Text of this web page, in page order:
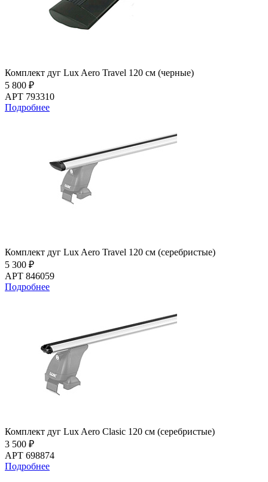
Комплект дуг Lux Aero Travel 120 см (черные)
5 800 ₽
АРТ 793310
Подробнее
Комплект дуг Lux Aero Travel 120 см (серебристые)
5 300 ₽
АРТ 846059
Подробнее
Комплект дуг Lux Aero Clasic 120 см (серебристые)
3 500 ₽
АРТ 698874
Подробнее